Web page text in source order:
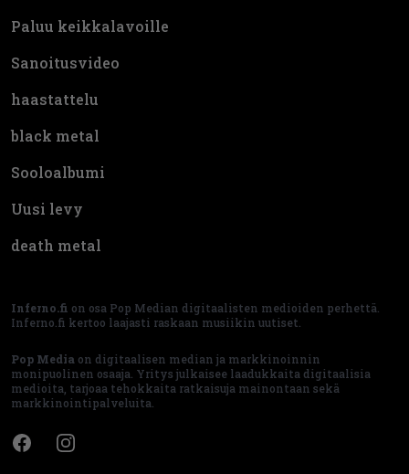
Paluu keikkalavoille
Sanoitusvideo
haastattelu
black metal
Sooloalbumi
Uusi levy
death metal
Inferno.fi on osa Pop Median digitaalisten medioiden perhettä.
Inferno.fi kertoo laajasti raskaan musiikin uutiset.
Pop Media on digitaalisen median ja markkinoinnin
monipuolinen osaaja. Yritys julkaisee laadukkaita digitaalisia
medioita, tarjoaa tehokkaita ratkaisuja mainontaan sekä
markkinointipalveluita.
FacebookInstagram